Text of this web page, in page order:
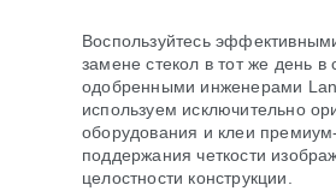
Воспользуйтесь
замене стекол в тот же день в
одобренными инженерами
используем исключительно
оборудования и клеи
поддержания четкости
целостности конструкции.